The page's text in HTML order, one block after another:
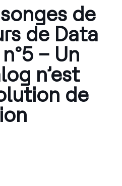
de
de Data
– Un
n’est
de